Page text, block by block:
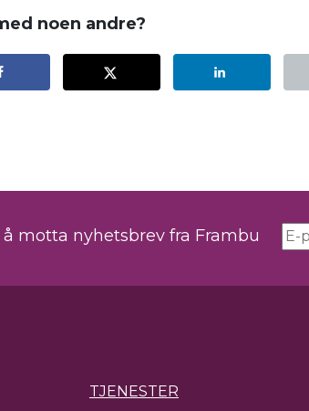
noen andre?
motta nyhetsbrev fra Frambu
TJENESTER